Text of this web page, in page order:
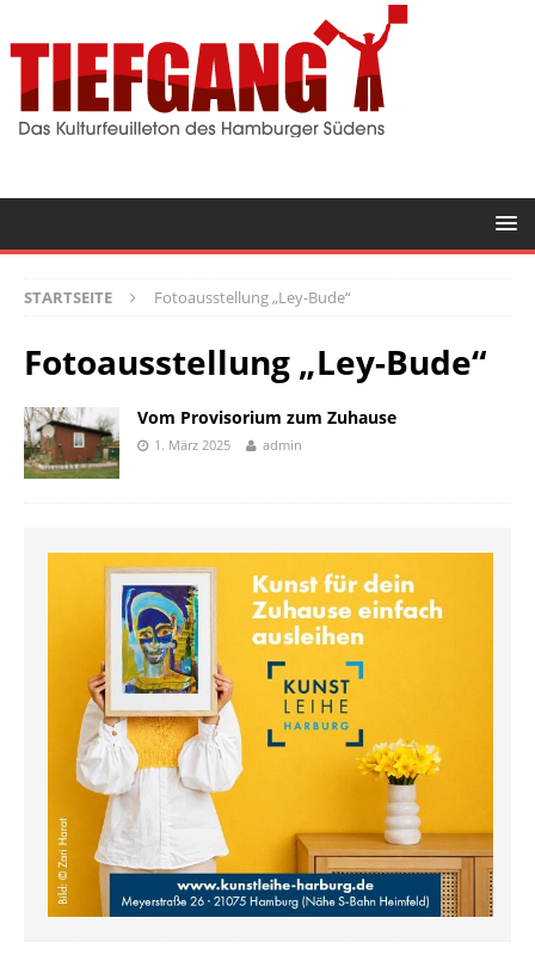
STARTSEITE Fotoausstellung „Ley-Bude“
Fotoausstellung „Ley-Bude“
Vom Provisorium zum Zuhause
1. März 2025 admin